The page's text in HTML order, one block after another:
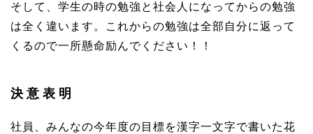
そして、学生の時の勉強と社会人になってからの勉強
は全く違います。これからの勉強は全部自分に返って
くるので一所懸命励んでください！！
決意表明
社員、みんなの今年度の目標を漢字一文字で書いた花